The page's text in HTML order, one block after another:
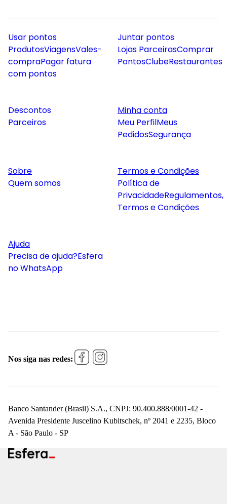
Usar pontos
ProdutosViagensVales-
compraPagar fatura
com pontos
Juntar pontos
Lojas ParceirasComprar
PontosClubeRestaurantes
Descontos
Parceiros
Minha conta
Meu PerfilMeus
PedidosSegurança
Sobre
Quem somos
Termos e Condições
Política de
PrivacidadeRegulamentos,
Termos e Condições
Ajuda
Precisa de ajuda?Esfera
no WhatsApp
Nos siga nas redes:
Banco Santander (Brasil) S.A., CNPJ: 90.400.888/0001-42 -
Avenida Presidente Juscelino Kubitschek, nº 2041 e 2235, Bloco
A - São Paulo - SP